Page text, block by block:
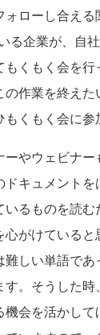
ローし合える
る企業が、自
くもく会を行
の作業を終え
くもく会に参
やウェビナー
キュメント
るものを読
がけている
難しい単語で
。そうした
機会を活かし